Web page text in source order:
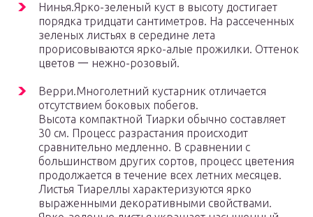
Нинья.Ярко-зеленый куст в высоту достигает
порядка тридцати сантиметров. На рассеченных
зеленых листьях в середине лета
прорисовываются ярко-алые прожилки. Оттенок
цветов 一 нежно-розовый.
Верри.Многолетний кустарник отличается
отсутствием боковых побегов.
Высота компактной Тиарки обычно составляет
30 см. Процесс разрастания происходит
сравнительно медленно. В сравнении с
большинством других сортов, процесс цветения
продолжается в течение всех летних месяцев.
Листья Тиареллы характеризуются ярко
выраженными декоративными свойствами.